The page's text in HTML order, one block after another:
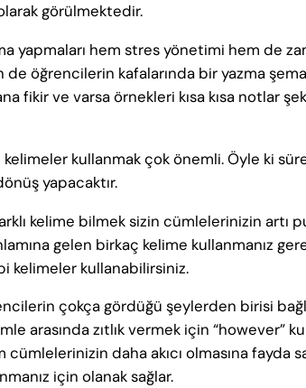
görülmektedir.
yapmaları hem stres yönetimi hem de
de öğrencilerin kafalarında bir yazma
fikir ve varsa örnekleri kısa kısa notlar
kullanmak çok önemli. Öyle ki
yapacaktır.
kelime bilmek sizin cümlelerinizin artı
gelen birkaç kelime kullanmanız
kelimeler kullanabilirsiniz.
çokça gördüğü şeylerden birisi
arasında zıtlık vermek için “however”
daha akıcı olmasına fayda
için olanak sağlar.